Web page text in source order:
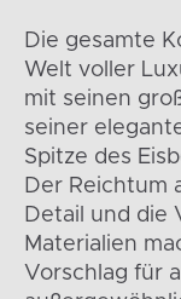
Die gesamte
Welt voller
mit seinen
seiner
Spitze des
Der Reichtum
Detail und die
Materialien
Vorschlag für